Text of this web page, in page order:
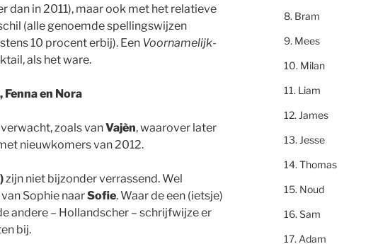
dan in 2011), maar ook met het relatieve
(alle genoemde spellingswijzen
10 procent erbij). Een Voornamelijk-
als het ware.
en Nora
zoals vanVajèn, waarover later
nieuwkomers van 2012.
zijn niet bijzonder verrassend. Wel
Sophie naarSofie. Waar de een (ietsje)
andere – Hollandscher – schrijfwijze er
bij.
Bram
Mees
Milan
Liam
James
Jesse
Thomas
Noud
Sam
Adam